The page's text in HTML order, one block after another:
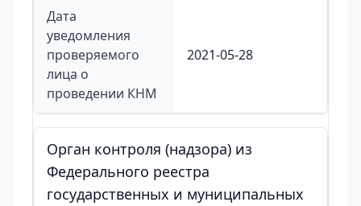
Дата
уведомления
проверяемого
лица о
проведении КНМ
2021-05-28
Орган контроля (надзора) из
Федерального реестра
государственных и муниципальных